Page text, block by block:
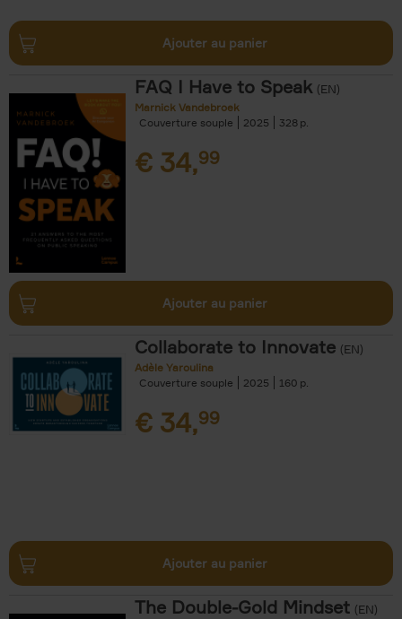
Ajouter au panier
FAQ I Have to Speak (EN)
Marnick Vandebroek
Couverture souple
2025 328
€ 34,99
Ajouter au panier
Collaborate to Innovate (EN)
Adèle Yaroulina
Couverture souple
2025 160
€ 34,99
Ajouter au panier
The Double-Gold Mindset (EN)